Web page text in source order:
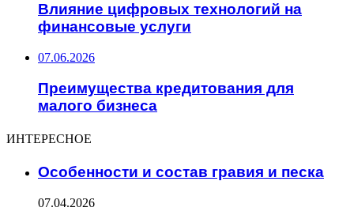
Влияние цифровых технологий на
финансовые услуги
07.06.2026
Преимущества кредитования для
малого бизнеса
ИНТЕРЕСНОЕ
Особенности и состав гравия и песка
07.04.2026